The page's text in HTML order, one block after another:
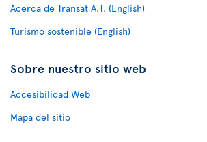
Acerca de Transat A.T. (English)
Turismo sostenible (English)
Sobre nuestro sitio web
Accesibilidad Web
Mapa del sitio